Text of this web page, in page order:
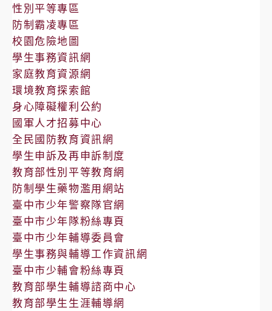
性別平等專區
防制霸凌專區
校園危險地圖
學生事務資訊網
家庭教育資源網
環境教育探索館
身心障礙權利公約
國軍人才招募中心
全民國防教育資訊網
學生申訴及再申訴制度
教育部性別平等教育網
防制學生藥物濫用網站
臺中市少年警察隊官網
臺中市少年隊粉絲專頁
臺中市少年輔導委員會
學生事務與輔導工作資訊網
臺中市少輔會粉絲專頁
教育部學生輔導諮商中心
教育部學生生涯輔導網